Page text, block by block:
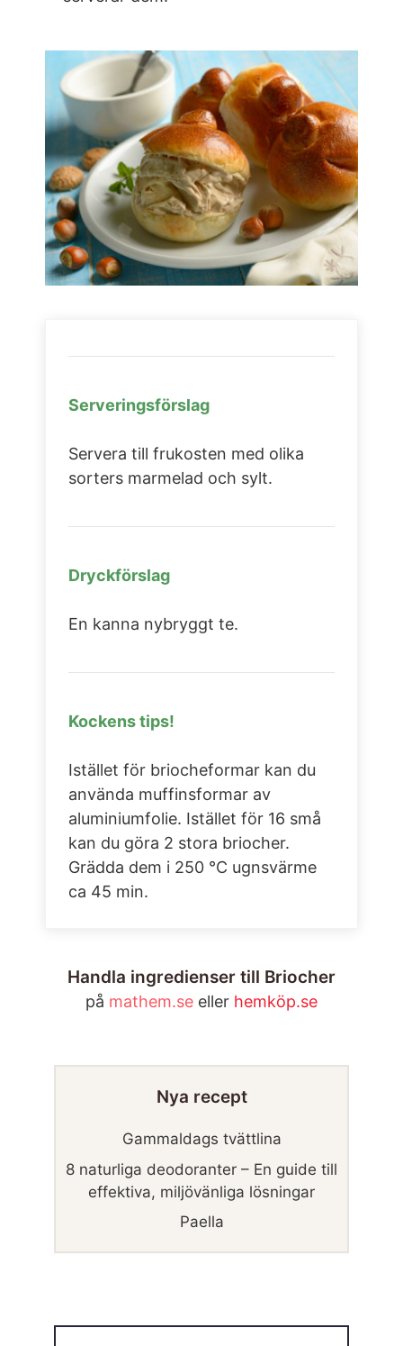
Serveringsförslag
Servera till frukosten med olika
sorters marmelad och sylt.
Dryckförslag
En kanna nybryggt te.
Kockens tips!
Istället för briocheformar kan du
använda muffinsformar av
aluminiumfolie. Istället för 16 små
kan du göra 2 stora briocher.
Grädda dem i 250 °C ugnsvärme
ca 45 min.
Handla ingredienser till Briocher
på mathem.se eller hemköp.se
Nya recept
Gammaldags tvättlina
8 naturliga deodoranter – En guide till
effektiva, miljövänliga lösningar
Paella